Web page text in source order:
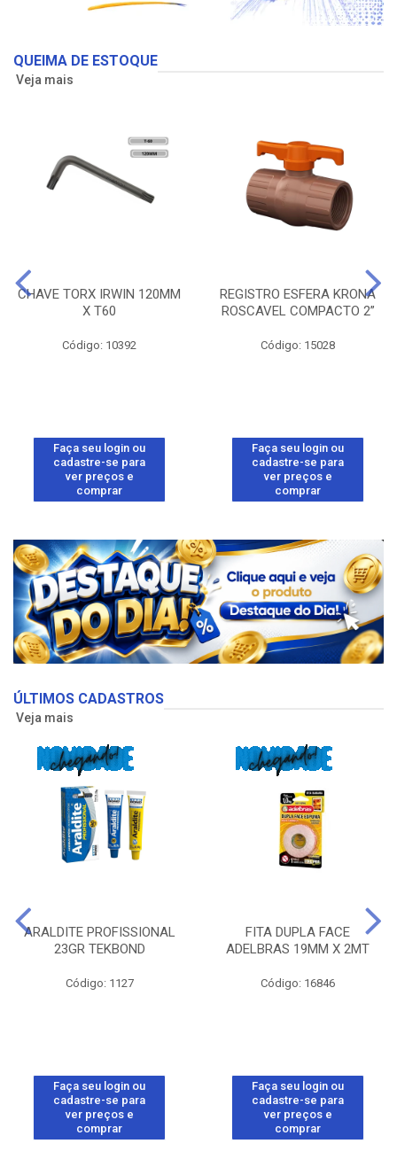
QUEIMA DE ESTOQUE
Veja mais
CHAVE TORX IRWIN 120MM
X T60
Código: 10392
Faça seu login ou
cadastre-se para
ver preços e
comprar
REGISTRO ESFERA KRONA
ROSCAVEL COMPACTO 2”
Código: 15028
Faça seu login ou
cadastre-se para
ver preços e
comprar
ÚLTIMOS CADASTROS
Veja mais
ARALDITE PROFISSIONAL
23GR TEKBOND
Código: 1127
Faça seu login ou
cadastre-se para
ver preços e
comprar
FITA DUPLA FACE
ADELBRAS 19MM X 2MT
Código: 16846
Faça seu login ou
cadastre-se para
ver preços e
comprar